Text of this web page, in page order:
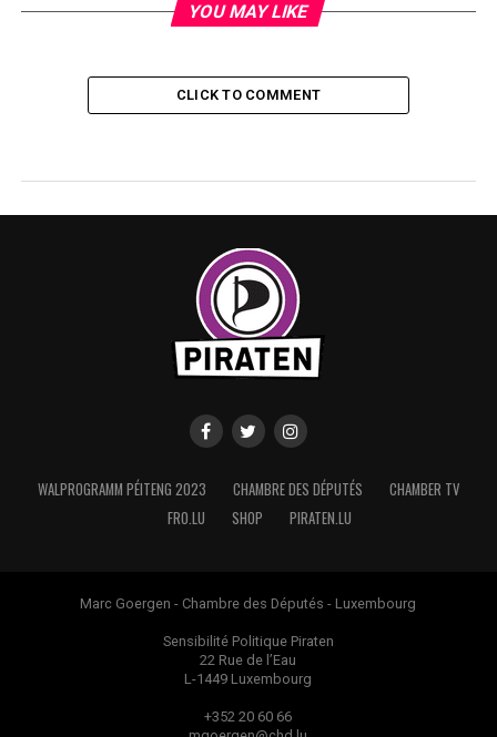
YOU MAY LIKE
CLICK TO COMMENT
WALPROGRAMM PÉITENG 2023 CHAMBRE DES DÉPUTÉS
CHAMBER TV
FRO.LU
SHOP PIRATEN.LU
Marc Goergen - Chambre des Députés - Luxembourg
Sensibilité Politique Piraten
22 Rue de l’Eau
L-1449 Luxembourg
+352 20 60 66